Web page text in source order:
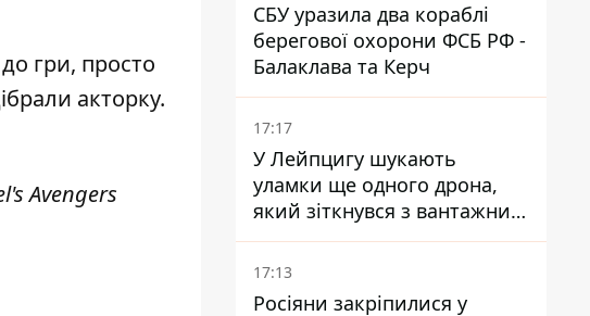
гри, просто
акторку.
Avengers
СБУ уразила два кораблі
берегової охорони ФСБ РФ -
Балаклава та Керч
17:17
У Лейпцигу шукають
уламки ще одного дрона,
який зіткнувся з вантажним
літаком
17:13
Росіяни закріпилися у